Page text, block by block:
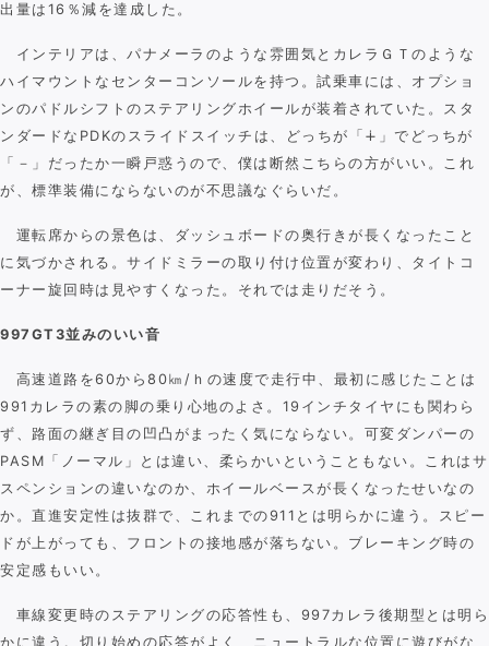
出量は16％減を達成した。
インテリアは、パナメーラのような雰囲気とカレラＧＴのような
ハイマウントなセンターコンソールを持つ。試乗車には、オプショ
ンのパドルシフトのステアリングホイールが装着されていた。スタ
ンダードなPDKのスライドスイッチは、どっちが「∔」でどっちが
「－」だったか一瞬戸惑うので、僕は断然こちらの方がいい。これ
が、標準装備にならないのが不思議なぐらいだ。
運転席からの景色は、ダッシュボードの奥行きが長くなったこと
に気づかされる。サイドミラーの取り付け位置が変わり、タイトコ
ーナー旋回時は見やすくなった。それでは走りだそう。
997GT3並みのいい音
高速道路を60から80㎞/ｈの速度で走行中、最初に感じたことは
991カレラの素の脚の乗り心地のよさ。19インチタイヤにも関わら
ず、路面の継ぎ目の凹凸がまったく気にならない。可変ダンパーの
PASM「ノーマル」とは違い、柔らかいということもない。これはサ
スペンションの違いなのか、ホイールベースが長くなったせいなの
か。直進安定性は抜群で、これまでの911とは明らかに違う。スピー
ドが上がっても、フロントの接地感が落ちない。ブレーキング時の
安定感もいい。
車線変更時のステアリングの応答性も、997カレラ後期型とは明ら
かに違う。切り始めの応答がよく、ニュートラルな位置に遊びがな